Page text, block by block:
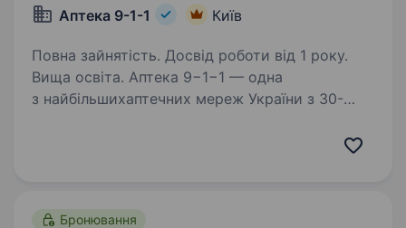
Аптека 9-1-1 Київ
Повна зайнятість. Досвід роботи від 1 року.
Вища освіта. Аптека 9−1−1 — одна
з найбільшихаптечних мереж України з 30-
Бронювання